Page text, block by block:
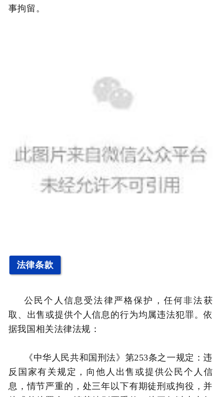
事拘留。
法律条款
公民个人信息受法律严格保护，任何非法获
取、出售或提供个人信息的行为均属违法犯罪。依
据我国相关法律法规：
《中华人民共和国刑法》第253条之一规定：违
反国家有关规定，向他人出售或提供公民个人信
息，情节严重的，处三年以下有期徒刑或拘役，并